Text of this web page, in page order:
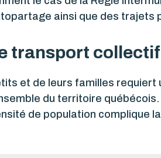
ainsi que des
transport collectif
et de leurs familles requiert
du territoire
de population complique